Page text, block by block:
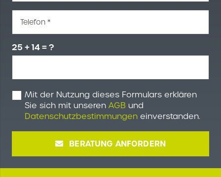
Telefon *
25 + 14 = ?
Mit der Nutzung dieses Formulars erklären
Sie sich mit unseren AGB und
Datenschutzbestimmungen einverstanden.
BERATUNG ANFORDERN